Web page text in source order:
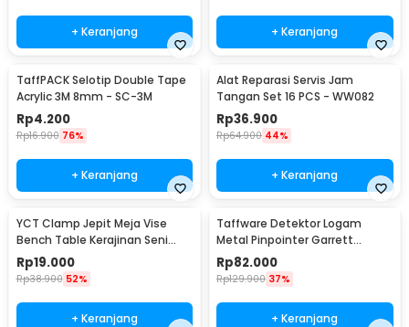
+ Keranjang + Keranjang
TaffPACK Selotip Double Tape
Acrylic 3M 8mm - SC-3M
Rp4.200
Rp16.900 76%
+ Keranjang
Alat Reparasi Servis Jam
Tangan Set 16 PCS - WW082
Rp36.900
Rp64.900 44%
+ Keranjang
YCT Clamp Jepit Meja Vise
Bench Table Kerajinan Seni
Perhiasan 25mm - QST
Rp19.000
Rp38.900 52%
+ Keranjang
Taffware Detektor Logam
Metal Pinpointer Garrett
Waterproof - 1166000
Rp82.000
Rp129.900 37%
+ Keranjang